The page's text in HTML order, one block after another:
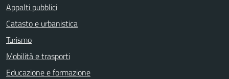
Appalti pubblici
Catasto e urbanistica
Turismo
Mobilità e trasporti
Educazione e formazione